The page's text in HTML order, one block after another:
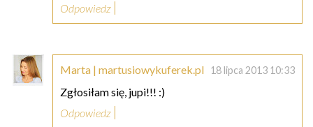
Odpowiedz
Marta | martusiowykuferek.pl 18 lipca 2013 10:33
Zgłosiłam się, jupi!!! :)
Odpowiedz